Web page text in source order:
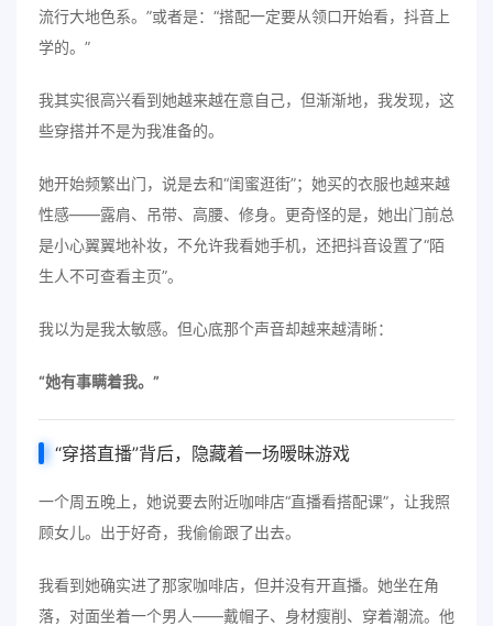
流行大地色系。”或者是：“搭配一定要从领口开始看，抖音上
学的。”
我其实很高兴看到她越来越在意自己，但渐渐地，我发现，这
些穿搭并不是为我准备的。
她开始频繁出门，说是去和“闺蜜逛街”；她买的衣服也越来越
性感——露肩、吊带、高腰、修身。更奇怪的是，她出门前总
是小心翼翼地补妆，不允许我看她手机，还把抖音设置了“陌
生人不可查看主页”。
我以为是我太敏感。但心底那个声音却越来越清晰：
“她有事瞒着我。”
“穿搭直播”背后，隐藏着一场暧昧游戏
一个周五晚上，她说要去附近咖啡店“直播看搭配课”，让我照
顾女儿。出于好奇，我偷偷跟了出去。
我看到她确实进了那家咖啡店，但并没有开直播。她坐在角
落，对面坐着一个男人——戴帽子、身材瘦削、穿着潮流。他